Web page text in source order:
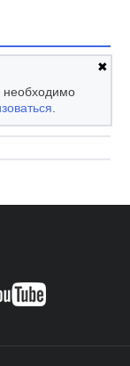
✖
необходимо
.